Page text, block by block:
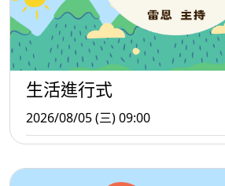
生活進行式
2026/08/05 (三) 09:00